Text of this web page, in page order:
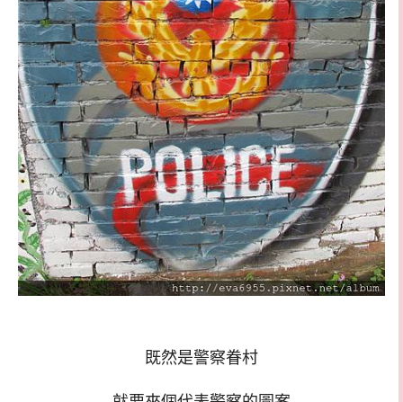
既然是警察眷村